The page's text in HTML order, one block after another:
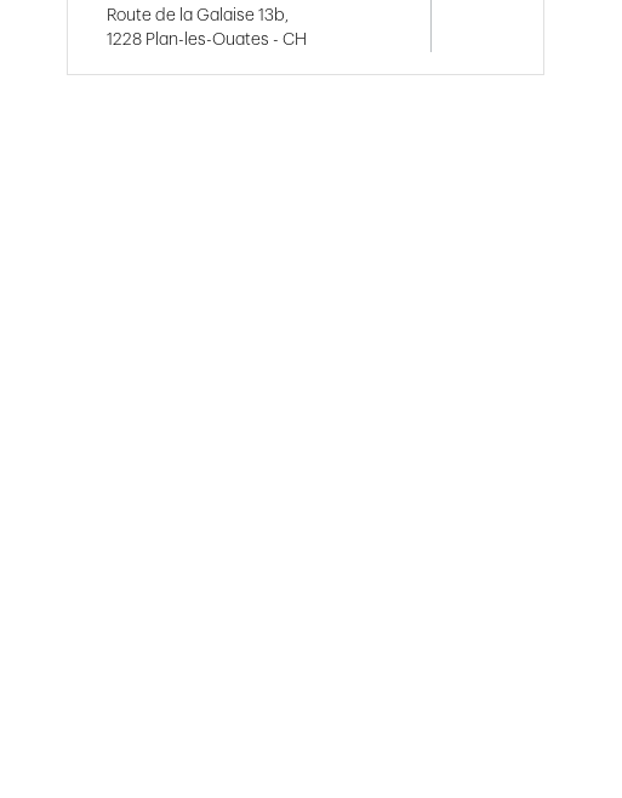
Route de la Galaise 13b,
1228 Plan-les-Ouates - CH